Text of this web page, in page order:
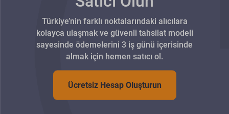
Türkiye’nin farklı noktalarındaki alıcılara
kolayca ulaşmak ve güvenli tahsilat modeli
sayesinde ödemelerini 3 iş günü içerisinde
almak için hemen satıcı ol.
Ücretsiz Hesap Oluşturun